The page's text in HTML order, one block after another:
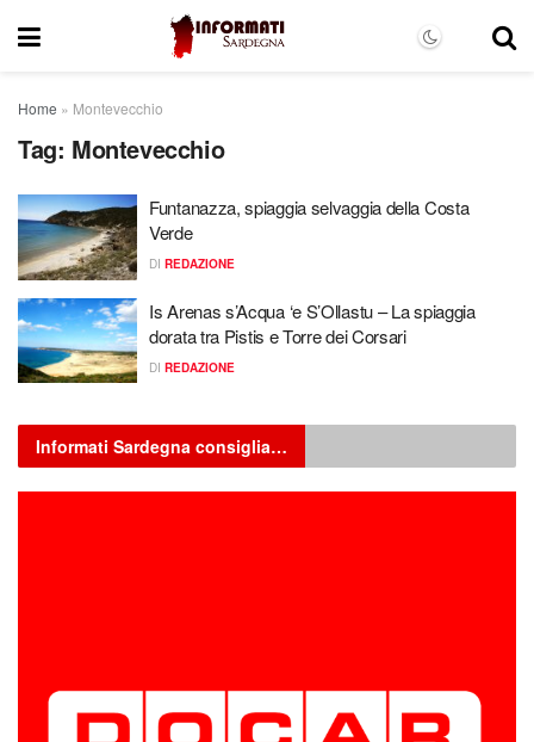
Home » Montevecchio
Tag: Montevecchio
Funtanazza, spiaggia selvaggia della Costa
Verde
DI REDAZIONE
Is Arenas s’Acqua ‘e S’Ollastu – La spiaggia
dorata tra Pistis e Torre dei Corsari
DI REDAZIONE
Informati Sardegna consiglia…